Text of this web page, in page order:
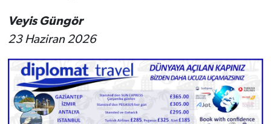
Veyis Güngör
23 Haziran 2026